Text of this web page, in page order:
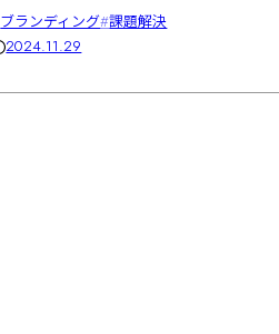
ブランディング 課題解決
2024.11.29